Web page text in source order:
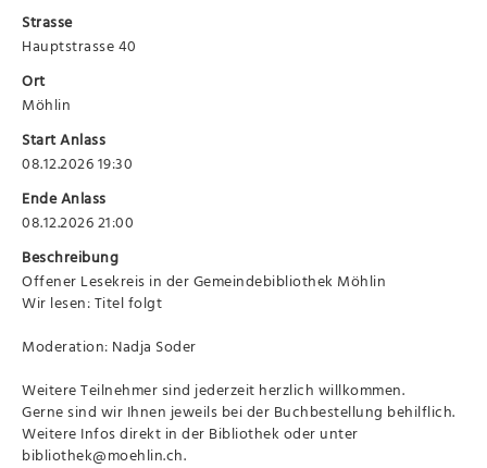
Strasse
Hauptstrasse 40
Ort
Möhlin
Start Anlass
08.12.2026 19:30
Ende Anlass
08.12.2026 21:00
Beschreibung
Offener Lesekreis in der Gemeindebibliothek Möhlin
Wir lesen: Titel folgt
Moderation: Nadja Soder
Weitere Teilnehmer sind jederzeit herzlich willkommen.
Gerne sind wir Ihnen jeweils bei der Buchbestellung behilflich.
Weitere Infos direkt in der Bibliothek oder unter
bibliothek@moehlin.ch.